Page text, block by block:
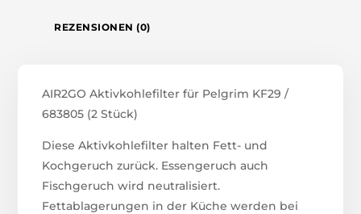
REZENSIONEN (0)
AIR2GO Aktivkohlefilter für Pelgrim KF29 /
683805 (2 Stück)
Diese Aktivkohlefilter halten Fett- und
Kochgeruch zurück. Essengeruch auch
Fischgeruch wird neutralisiert.
Fettablagerungen in der Küche werden bei